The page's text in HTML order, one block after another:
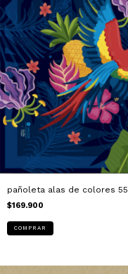
pañoleta alas de colores 55
$169.900